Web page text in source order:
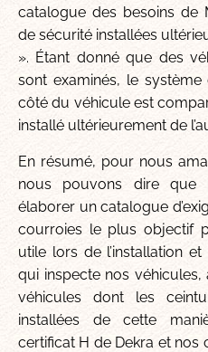
catalogue des besoins de
de sécurité installées
». Étant donné que des
sont examinés, le système
côté du véhicule est
installé ultérieurement de
En résumé, pour nous
nous pouvons dire que
élaborer un catalogue
courroies le plus objectif
utile lors de l’installation
qui inspecte nos
véhicules dont les
installées de cette
certificat H de Dekra et nos